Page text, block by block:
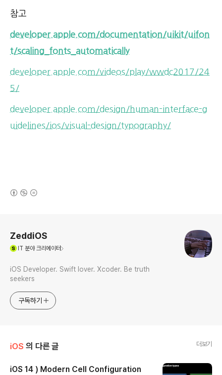
참고
developer.apple.com/documentation/uikit/uifon
t/scaling_fonts_automatically
developer.apple.com/videos/play/wwdc2017/24
5/
developer.apple.com/design/human-interface-g
uidelines/ios/visual-design/typography/
ZeddiOS
IT 분야 크리에이터
iOS Developer. Swift lover. Xcoder. Be truth
seekers
구독하기
iOS 의 다른 글 더보기
iOS 14 ) Modern Cell Configuration